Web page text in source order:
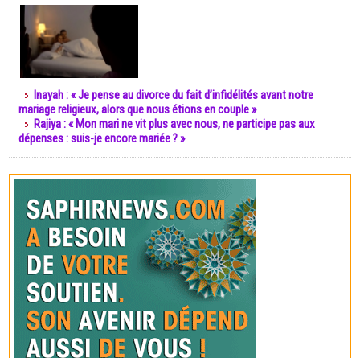
Inayah : « Je pense au divorce du fait d’infidélités avant notre
mariage religieux, alors que nous étions en couple »
Rajiya : « Mon mari ne vit plus avec nous, ne participe pas aux
dépenses : suis-je encore mariée ? »